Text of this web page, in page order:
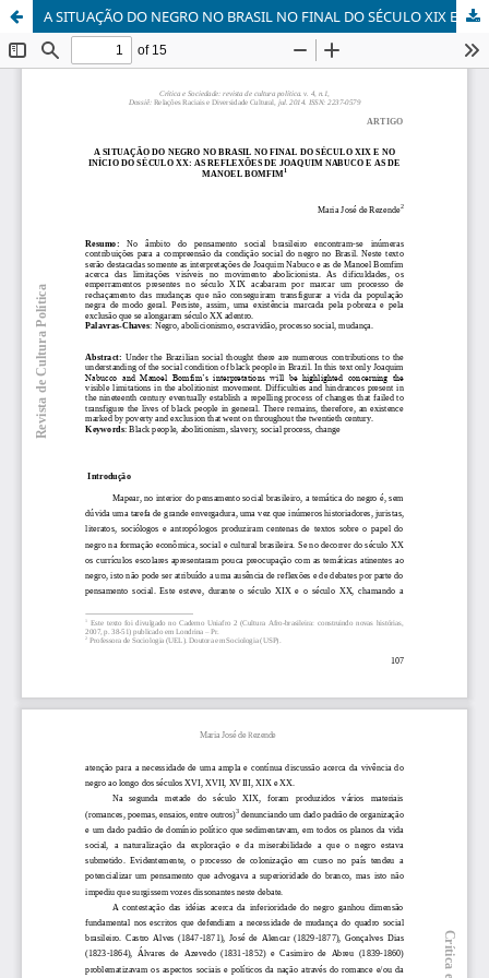
A SITUAÇÃO DO NEGRO NO BRASIL NO FINAL DO SÉCULO XIX E NO INÍCIO DO SÉCULO XX: AS REFLEXÕES DE JOAQUIM NABUCO E AS DE MANOEL BOMFIM